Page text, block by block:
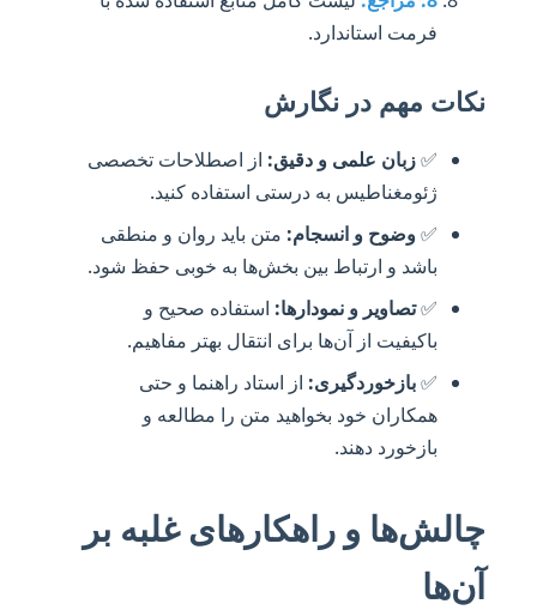
فرمت استاندارد.
نکات مهم در نگارش
✅زبان علمی و دقیق: از اصطلاحات تخصصی
ژئومغناطیس به درستی استفاده کنید.
✅وضوح و انسجام: متن باید روان و منطقی
باشد و ارتباط بین بخش‌ها به خوبی حفظ شود.
✅تصاویر و نمودارها: استفاده صحیح و
باکیفیت از آن‌ها برای انتقال بهتر مفاهیم.
✅بازخوردگیری: از استاد راهنما و حتی
همکاران خود بخواهید متن را مطالعه و
بازخورد دهند.
چالش‌ها و راهکارهای غلبه بر
آن‌ها